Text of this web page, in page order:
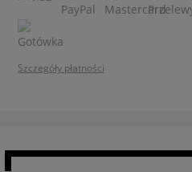
Szczegóły płatności